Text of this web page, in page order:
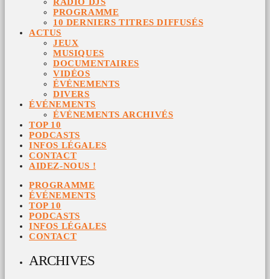
PROGRAMME
10 DERNIERS TITRES DIFFUSÉS
ACTUS
JEUX
MUSIQUES
DOCUMENTAIRES
VIDÉOS
ÉVÉNEMENTS
DIVERS
ÉVÉNEMENTS
ÉVÉNEMENTS ARCHIVÉS
TOP 10
PODCASTS
INFOS LÉGALES
CONTACT
AIDEZ-NOUS !
PROGRAMME
ÉVÉNEMENTS
TOP 10
PODCASTS
INFOS LÉGALES
CONTACT
ARCHIVES